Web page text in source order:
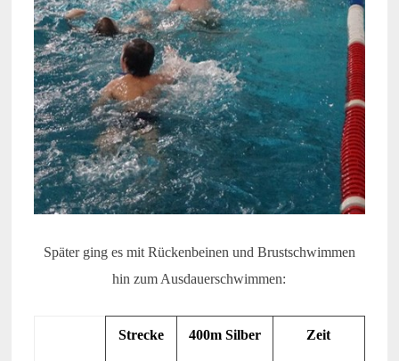
Später ging es mit Rückenbeinen und Brustschwimmen
hin zum Ausdauerschwimmen:
Strecke 400m Silber Zeit